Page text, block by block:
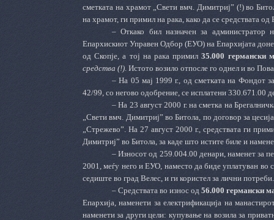
сметката на храмот „Свети вмч. Димитриј” (!) во
на храмот, ги примил на рака, како да се средствата од
– Откако бил назначен за
Епархискиот Управен Одбор (ЕУО) на Епархијата
од Скопје, а тој на рака примил35.000 германски
средства (!) . Истото возило отпосле го однел и во
– На 05 мај 1999 г., од сметката на Фондот
42/99, со негово одобрение, се исплатени 330.671.00
– На 23 август 2000 г. на сметка на
„Свети вмч. Димитриј” во Битола, по договор за
„Стрежево”. На 27 август 2000 г., средствата ги
Димитриј” во Битола, за каде што истите биле и
– Износот од 259.004.00 денари, наменет за
2001, меѓу него и ЕУО, наместо да биде уплатуван во
седиште во град Велес, и ги користел за лични потреби.
– Средствата во износ од56.000 германски
Епархија, наменети за електрифи­кација на
наменети за други цели: купување на возила за